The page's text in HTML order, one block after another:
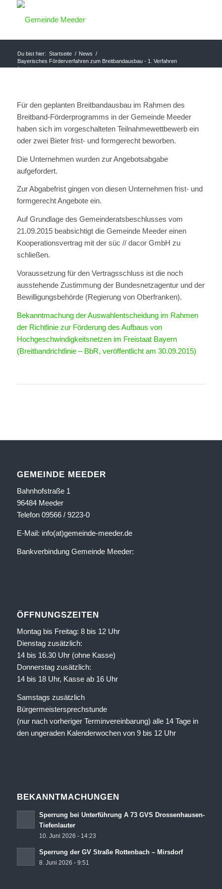
Du bist hier: Startseite / News /
Bayerisches Förderverfahren zum Breitbandausbau - 1. Verfahren
/
Für den geplanten Breitbandausbau im Rahmen des
Breitband-Förderprogramms in der Gemeinde Meeder
haben sich im vorgeschalteten Teilnahmewettbewerb ein
oder zwei Bieter frist- und formgerecht beworben.
Die Unternehmen wurden zur Angebotsabgabe
aufgefordert.
Zur Abgabefrist gingen von diesen Unternehmen frist- und
formgerecht Angebote ein.
Auf Grundlage des Gemeinderatsbeschlusses vom
21.09.2015 beabsichtigt die Gemeinde Meeder einen
Kooperationsvertrag mit der süc // dacor GmbH zu
schließen.
Voraussetzung für den Vertragsschluss ist die noch
ausstehende Zustimmung der Bundesnetzagentur und der
Bewilligungsbehörde (Regierung von Oberfranken).
Bekanntmachung der Auswahlentscheidung im Rahmen
der Richtlinie zur Förderung des Aufbaus von
Hochgeschwindigkeitsnetzen im Freistaat Bayern
(Breitbandrichtlinie – BbR, veröffentlicht am 30.09.2015)
GEMEINDE MEEDER
Bahnhofstraße 1
96484 Meeder
Telefon 09566 / 9223-0
E-Mail: info(at)gemeinde-meeder.de
Bankverbindung Gemeinde Meeder:
ÖFFNUNGSZEITEN
Montag bis Freitag: 8 bis 12 Uhr
Dienstag zusätzlich:
14 bis 16.30 Uhr (ohne Kasse)
Donnerstag zusätzlich:
14 bis 18 Uhr, Kasse ab 16 Uhr
Samstags zusätzlich
Bürgermeistersprechstunde
(nur nach vorheriger Terminvereinbarung) alle 14 Tage in
den ungeraden Kalenderwochen von 9 bis 12 Uhr
BEKANNTMACHUNGEN
Sperrung bei Unterführung A 73 GVS Drossenhausen-
Tiefenlauter
10. Juni 2026 - 14:23
Sperrung der GV Straße Rottenbach – Mirsdorf
8. Juni 2026 - 9:51